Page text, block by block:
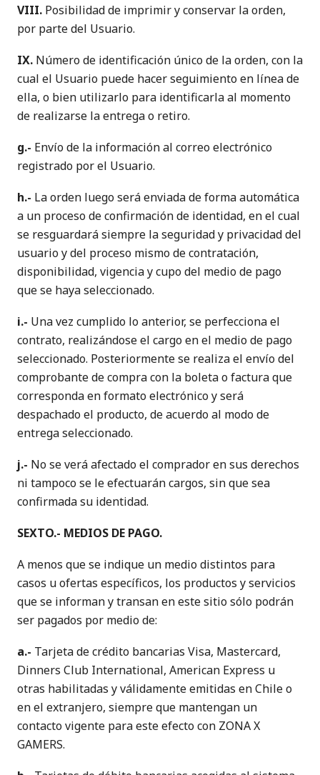
VIII. Posibilidad de imprimir y conservar la orden,
por parte del Usuario.
IX. Número de identificación único de la orden, con la
cual el Usuario puede hacer seguimiento en línea de
ella, o bien utilizarlo para identificarla al momento
de realizarse la entrega o retiro.
g.- Envío de la información al correo electrónico
registrado por el Usuario.
h.- La orden luego será enviada de forma automática
a un proceso de confirmación de identidad, en el cual
se resguardará siempre la seguridad y privacidad del
usuario y del proceso mismo de contratación,
disponibilidad, vigencia y cupo del medio de pago
que se haya seleccionado.
i.- Una vez cumplido lo anterior, se perfecciona el
contrato, realizándose el cargo en el medio de pago
seleccionado. Posteriormente se realiza el envío del
comprobante de compra con la boleta o factura que
corresponda en formato electrónico y será
despachado el producto, de acuerdo al modo de
entrega seleccionado.
j.- No se verá afectado el comprador en sus derechos
ni tampoco se le efectuarán cargos, sin que sea
confirmada su identidad.
SEXTO.- MEDIOS DE PAGO.
A menos que se indique un medio distintos para
casos u ofertas específicos, los productos y servicios
que se informan y transan en este sitio sólo podrán
ser pagados por medio de:
a.- Tarjeta de crédito bancarias Visa, Mastercard,
Dinners Club International, American Express u
otras habilitadas y válidamente emitidas en Chile o
en el extranjero, siempre que mantengan un
contacto vigente para este efecto con ZONA X
GAMERS.